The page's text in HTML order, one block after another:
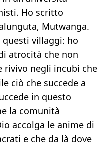
Ho scritto
Mutwanga.
questi villaggi: ho
atrocità che non
negli incubi che
ciò che succede a
in questo
la comunità
accolga le anime di
e che da là dove